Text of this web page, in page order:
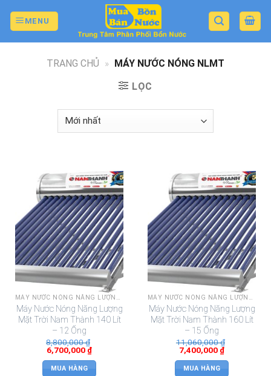
MENU
TRANG CHỦ » MÁY NƯỚC NÓNG NLMT
LỌC
Máy Nước Nóng Năng Lượng
Mặt Trời Nam Thành 140 Lít
– 12 Ống
8,800,000₫
6,700,000₫
MUA HÀNG
Máy Nước Nóng Năng Lượng
Mặt Trời Nam Thành 160 Lít
– 15 Ống
11,060,000₫
7,400,000 ₫
MUA HÀNG